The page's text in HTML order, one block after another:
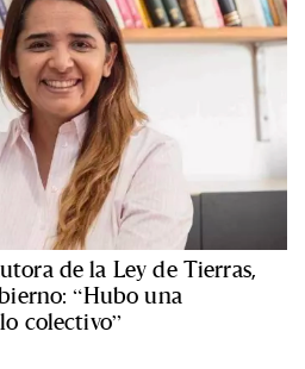
de la Ley de Tierras,
“Hubo una
colectivo”